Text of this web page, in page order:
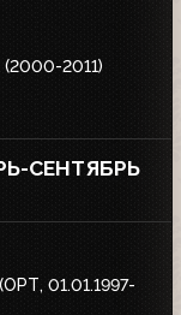
2011)
СЕНТЯБРЬ
01.01.1997-